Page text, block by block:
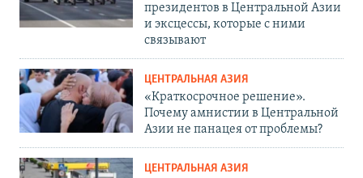
президентов в Центральной Азии
и эксцессы, которые с ними
связывают
ЦЕНТРАЛЬНАЯ АЗИЯ
«Краткосрочное решение».
Почему амнистии в Центральной
Азии не панацея от проблемы?
ЦЕНТРАЛЬНАЯ АЗИЯ